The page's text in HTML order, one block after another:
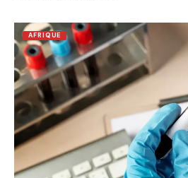
AFRIQUE